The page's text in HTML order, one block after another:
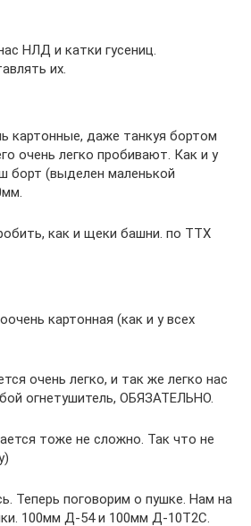
НЛД и катки гусениц.
их.
картонные, даже танкуя бортом
очень легко пробивают. Как и у
борт (выделен маленькой
как и щеки башни. по ТТХ
картонная (как и у всех
очень легко, и так же легко нас
огнетушитель, ОБЯЗАТЕЛЬНО.
тоже не сложно. Так что не
Теперь поговорим о пушке. Нам на
100мм Д-54 и 100мм Д-10Т2С.